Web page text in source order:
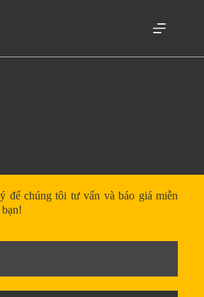
để chúng tôi tư vấn và báo giá miễn